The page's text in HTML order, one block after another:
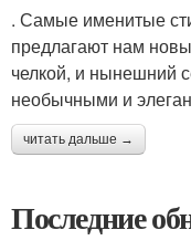
. Самые именитые
предлагают нам
челкой, и нынешний
необычными и
читать дальше →
Последние